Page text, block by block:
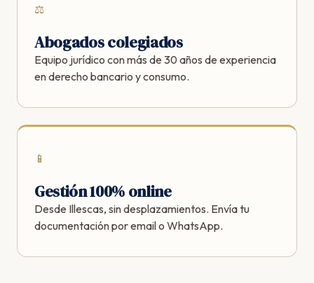
⚖️
Abogados colegiados
Equipo jurídico con más de 30 años de experiencia
en derecho bancario y consumo.
📱
Gestión 100% online
Desde Illescas, sin desplazamientos. Envía tu
documentación por email o WhatsApp.